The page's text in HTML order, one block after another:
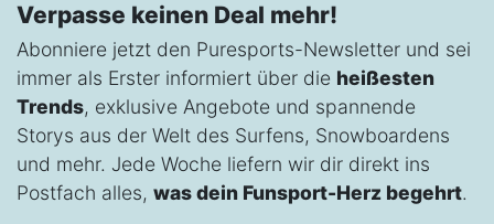
Verpasse keinen Deal mehr!
Abonniere jetzt den Puresports-Newsletter und sei
immer als Erster informiert über die heißesten
Trends, exklusive Angebote und spannende
Storys aus der Welt des Surfens, Snowboardens
und mehr. Jede Woche liefern wir dir direkt ins
Postfach alles, was dein Funsport-Herz begehrt.